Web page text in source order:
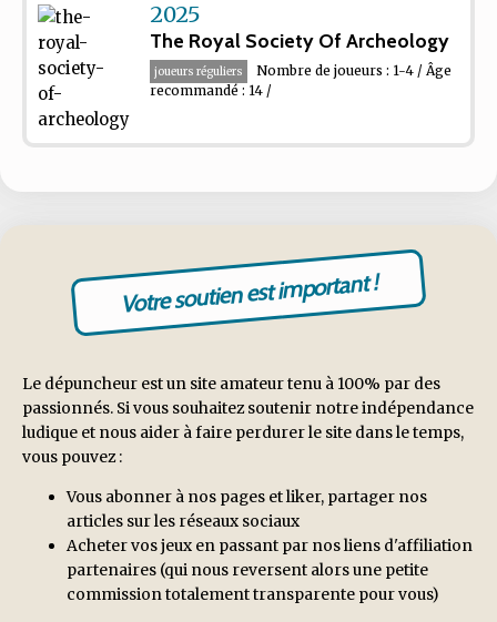
2025
The Royal Society Of Archeology
joueurs réguliers
Nombre de joueurs : 1-4 / Âge
recommandé : 14 /
Votre soutien est important !
Le dépuncheur est un site amateur tenu à 100% par des
passionnés. Si vous souhaitez soutenir notre indépendance
ludique et nous aider à faire perdurer le site dans le temps,
vous pouvez :
Vous abonner à nos pages et liker, partager nos
articles sur les réseaux sociaux
Acheter vos jeux en passant par nos liens d'affiliation
partenaires (qui nous reversent alors une petite
commission totalement transparente pour vous)